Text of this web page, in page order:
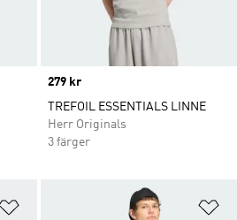
Price
279 kr
TREFOIL ESSENTIALS LINNE
Herr Originals
3 färger
Lägg till på önskelistan